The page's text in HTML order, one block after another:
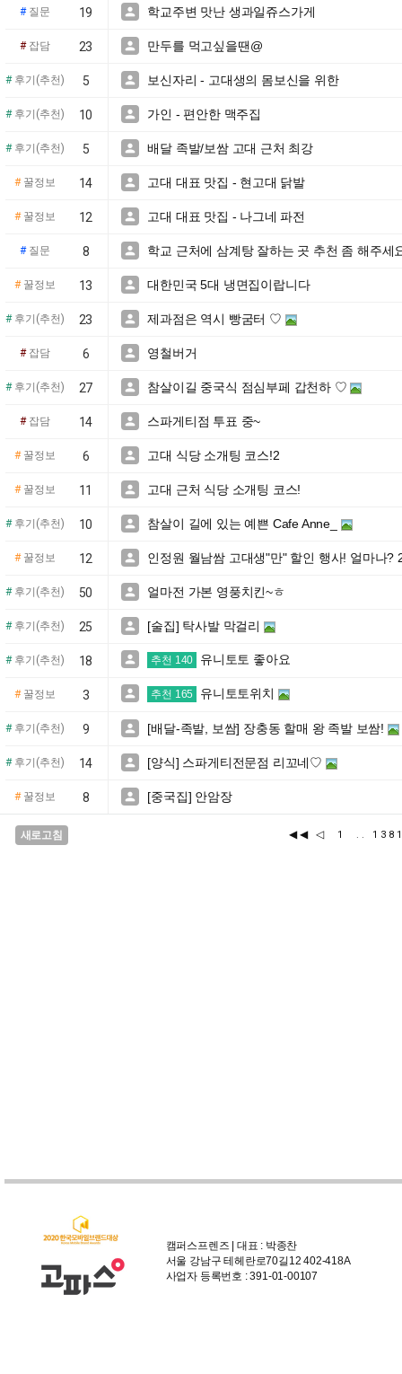
#질문 19  학교주변 맛난 생과일쥬스가게
#잡담 23  만두를 먹고싶을땐@
#후기(추천) 5  보신자리 - 고대생의 몸보신을 위한
#후기(추천) 10  가인 - 편안한 맥주집
#후기(추천) 5  배달 족발/보쌈 고대 근처 최강
#꿀정보 14  고대 대표 맛집 - 현고대 닭발
#꿀정보 12  고대 대표 맛집 - 나그네 파전
#질문 8  학교 근처에 삼계탕 잘하는 곳 추천 좀 해주세
#꿀정보 13  대한민국 5대 냉면집이랍니다
#후기(추천) 23  제과점은 역시 빵굼터 ♡
#잡담 6  영철버거
#후기(추천) 27  참살이길 중국식 점심부페 갑천하 ♡
#잡담 14  스파게티점 투표 중~
#꿀정보 6  고대 식당 소개팅 코스!2
#꿀정보 11  고대 근처 식당 소개팅 코스!
#후기(추천) 10  참살이 길에 있는 예쁜 Cafe Anne_
#꿀정보 12  인정원 월남쌈 고대생"만" 할인 행사! 얼마나?
#후기(추천) 50  얼마전 가본 영풍치킨~ㅎ
#후기(추천) 25  [술집] 탁사발 막걸리
#후기(추천) 18  추천 140 유니토토 좋아요
#꿀정보 3  추천 165 유니토토위치
#후기(추천) 9  [배달-족발, 보쌈] 장충동 할매 왕 족발 보쌈!
#후기(추천) 14  [양식] 스파게티전문점 리꼬네♡
#꿀정보 8  [중국집] 안암장
새로고침 ◀◀ ◁ 1 ..
캠퍼스프렌즈 | 대표 : 박종찬
서울 강남구 테헤란로70길12 402-418A
사업자 등록번호 : 391-01-00107